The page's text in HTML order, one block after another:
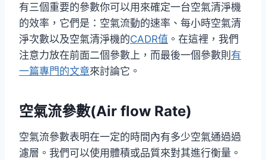
有三個重要的參數你可以用來確定一台空氣清淨機
的效率，它們是：空氣流動的速率、每小時空氣清
淨次數以及空氣清淨機的CADR值 。在這裡，我們
注意力放在前面二個參數上，而最後一個參數則 有
一篇專門的文章來討論它。
空氣流參數(Air flow Rate)
空氣流參數表明在一定的時間內有多少空氣通過過
濾層。我們可以使用體積或品質來對其進行衡量。